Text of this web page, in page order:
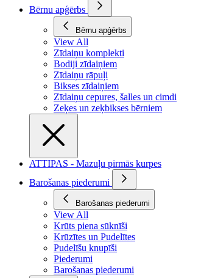
Bērnu apģērbs
Bērnu apģērbs
View All
Zīdaiņu komplekti
Bodiji zīdaiņiem
Zīdaiņu rāpuļi
Bikses zīdaiņiem
Zīdaiņu cepures, šalles un cimdi
Zeķes un zeķbikses bērniem
ATTIPAS - Mazuļu pirmās kurpes
Barošanas piederumi
Barošanas piederumi
View All
Krūts piena sūknīši
Krūzītes un Pudelītes
Pudelīšu knupīši
Piederumi
Barošanas piederumi